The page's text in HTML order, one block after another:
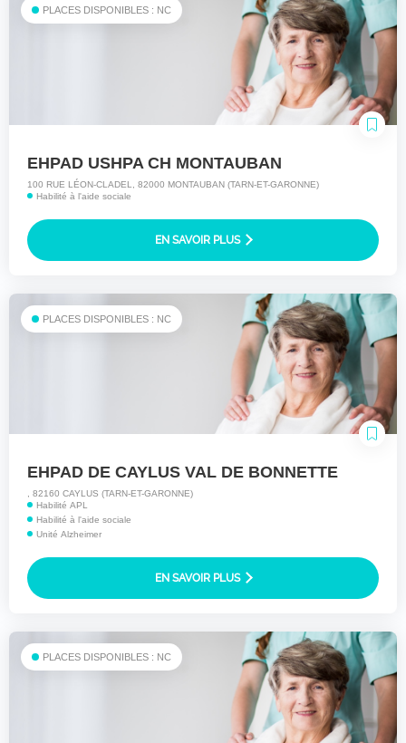
PLACES DISPONIBLES : NC
EHPAD USHPA CH MONTAUBAN
100 RUE LÉON-CLADEL, 82000 MONTAUBAN (TARN-ET-GARONNE)
Habilité à l'aide sociale
EN SAVOIR PLUS
PLACES DISPONIBLES : NC
EHPAD DE CAYLUS VAL DE BONNETTE
, 82160 CAYLUS (TARN-ET-GARONNE)
Habilité APL
Habilité à l'aide sociale
Unité Alzheimer
EN SAVOIR PLUS
PLACES DISPONIBLES : NC